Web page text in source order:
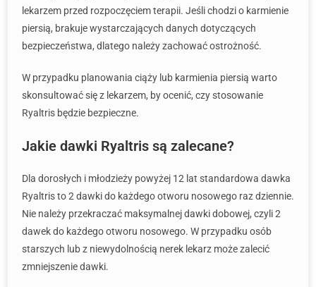
lekarzem przed rozpoczęciem terapii. Jeśli chodzi o karmienie
piersią, brakuje wystarczających danych dotyczących
bezpieczeństwa, dlatego należy zachować ostrożność.
W przypadku planowania ciąży lub karmienia piersią warto
skonsultować się z lekarzem, by ocenić, czy stosowanie
Ryaltris będzie bezpieczne.
Jakie dawki Ryaltris są zalecane?
Dla dorosłych i młodzieży powyżej 12 lat standardowa dawka
Ryaltris to 2 dawki do każdego otworu nosowego raz dziennie.
Nie należy przekraczać maksymalnej dawki dobowej, czyli 2
dawek do każdego otworu nosowego. W przypadku osób
starszych lub z niewydolnością nerek lekarz może zalecić
zmniejszenie dawki.